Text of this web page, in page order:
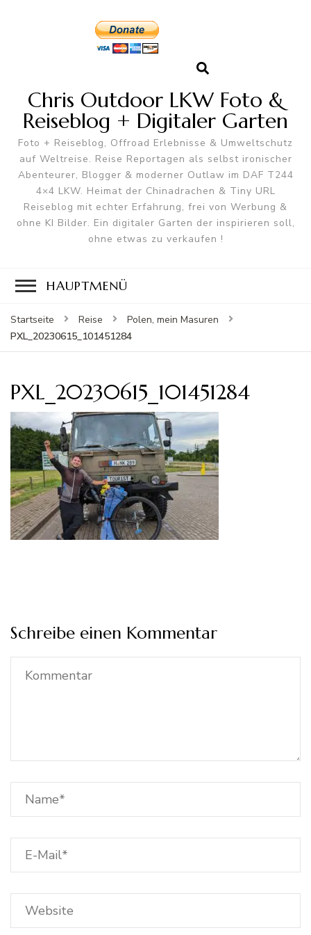
Chris Outdoor LKW Foto &
Reiseblog + Digitaler Garten
Foto + Reiseblog, Offroad Erlebnisse & Umweltschutz
auf Weltreise. Reise Reportagen als selbst ironischer
Abenteurer, Blogger & moderner Outlaw im DAF T244
4×4 LKW. Heimat der Chinadrachen & Tiny URL
Reiseblog mit echter Erfahrung, frei von Werbung &
ohne KI Bilder. Ein digitaler Garten der inspirieren soll,
ohne etwas zu verkaufen !
HAUPTMENÜ
Startseite Reise
Polen, mein Masuren
PXL_20230615_101451284
PXL_20230615_101451284
Schreibe einen Kommentar